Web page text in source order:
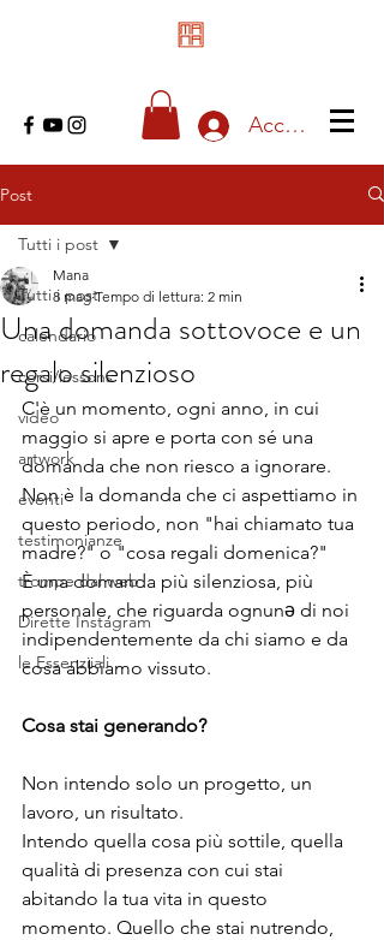
Accedi
Post
Tutti i post
calendario
corsi/lessons
video
artwork
eventi
testimonianze
trompe dal web
Dirette Instagram
le Essenziiali
Tutti i post
Una domanda sottovoce e un
regalo silenzioso
Mana
8 mag Tempo di lettura: 2 min
C'è un momento, ogni anno, in cui
maggio si apre e porta con sé una
domanda che non riesco a ignorare.
Non è la domanda che ci aspettiamo in
questo periodo, non "hai chiamato tua
madre?" o "cosa regali domenica?"
È una domanda più silenziosa, più
personale, che riguarda ognunə di noi
indipendentemente da chi siamo e da
cosa abbiamo vissuto.
Cosa stai generando?
Non intendo solo un progetto, un
lavoro, un risultato.
Intendo quella cosa più sottile, quella
qualità di presenza con cui stai
abitando la tua vita in questo
momento. Quello che stai nutrendo,